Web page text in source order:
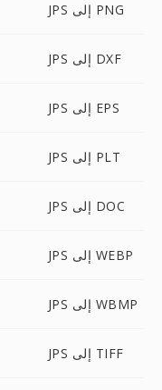
JPS إلى PNG
JPS إلى DXF
JPS إلى EPS
JPS إلى PLT
JPS إلى DOC
JPS إلى WEBP
JPS إلى WBMP
JPS إلى TIFF